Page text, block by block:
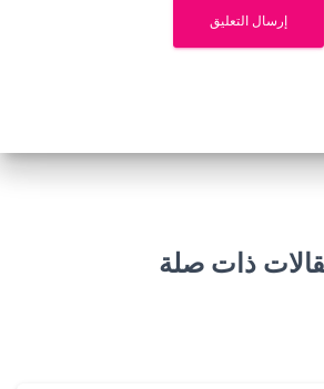
ذات صلة